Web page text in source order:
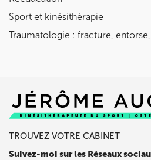
Sport et kinésithérapie
Traumatologie : fracture,
TROUVEZ VOTRE CABINET
Suivez-moi sur les Réseaux